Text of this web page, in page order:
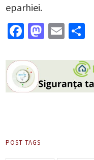
eparhiei.
Facebook
Email
POST TAGS